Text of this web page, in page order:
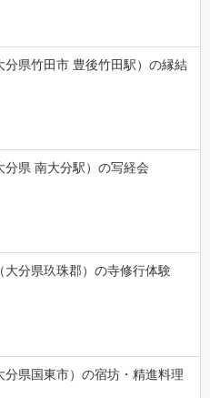
分県竹田市 豊後竹田駅）の縁結
分県 南大分駅）の写経会
大分県玖珠郡）の寺修行体験
分県国東市）の宿坊・精進料理